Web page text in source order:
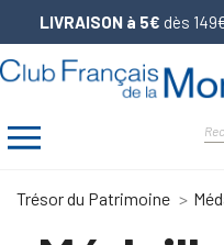
LIVRAISON à 5€ dès
Trésor du Patrimoine